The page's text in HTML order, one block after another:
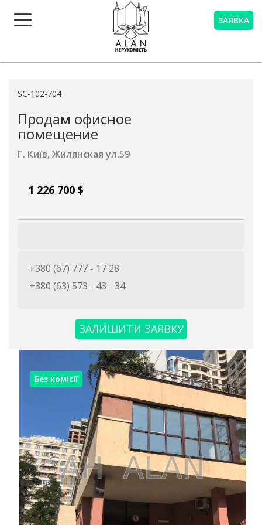
ЗАЯВКА
SC-102-704
Продам офисное
помещение
Г. Київ, Жилянская ул.59
1 226 700 $
+380 (67) 777 - 17 28
+380 (63) 573 - 43 - 34
ЗАЛИШИТИ ЗАЯВКУ
Без комісії